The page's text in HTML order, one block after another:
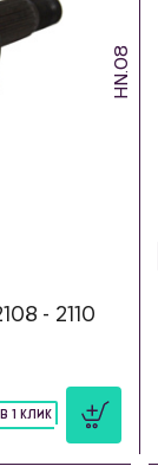
HN.08
- 2110
1 КЛИК